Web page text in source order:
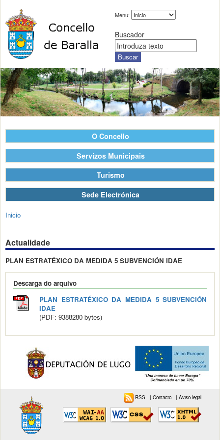
Menu:
Buscador
O Concello
Servizos Municipais
Turismo
Sede Electrónica
Inicio
Actualidade
PLAN ESTRATÉXICO DA MEDIDA 5 SUBVENCIÓN IDAE
Descarga do arquivo
PLAN ESTRATÉXICO DA MEDIDA 5 SUBVENCIÓN
IDAE
(PDF: 9388280 bytes)
RSS |Contacto |Aviso legal